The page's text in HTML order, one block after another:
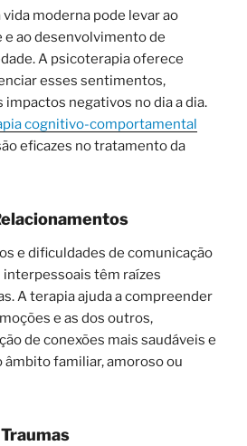
moderna pode levar ao
ao desenvolvimento de
A psicoterapia oferece
esses sentimentos,
impactos negativos no dia a dia.
cognitivo-comportamental
eficazes no tratamento da
e dificuldades de comunicação
têm raízes
A terapia ajuda a compreender
e as dos outros,
de conexões mais saudáveis e
âmbito familiar, amoroso ou